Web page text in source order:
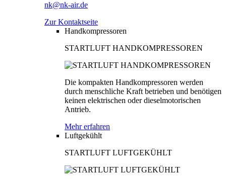
nk@nk-air.de
Zur Kontaktseite
Handkompressoren
STARTLUFT HANDKOMPRESSOREN
Die kompakten Handkompressoren werden
durch menschliche Kraft betrieben und benötigen
keinen elektrischen oder dieselmotorischen
Antrieb.
Mehr erfahren
Luftgekühlt
STARTLUFT LUFTGEKÜHLT